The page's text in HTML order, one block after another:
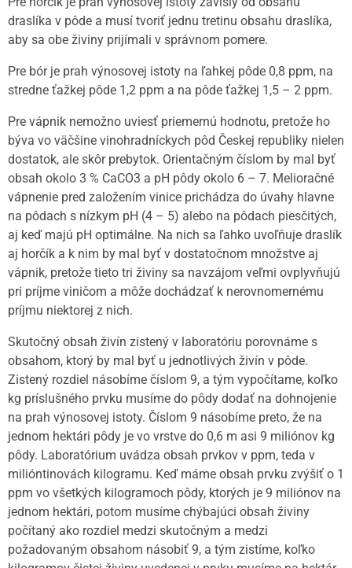
draslíka v pôde a musí tvoriť jednu tretinu obsahu draslíka,
aby sa obe živiny prijímali v správnom pomere.
Pre bór je prah výnosovej istoty na ľahkej pôde 0,8 ppm, na
stredne ťažkej pôde 1,2 ppm a na pôde ťažkej 1,5 – 2 ppm.
Pre vápnik nemožno uviesť priemernú hodnotu, pretože ho
býva vo väčšine vinohradníckych pôd Českej republiky nielen
dostatok, ale skôr prebytok. Orientačným číslom by mal byť
obsah okolo 3 % CaCO3 a pH pôdy okolo 6 – 7. Melioračné
vápnenie pred založením vinice prichádza do úvahy hlavne
na pôdach s nízkym pH (4 – 5) alebo na pôdach piesčitých,
aj keď majú pH optimálne. Na nich sa ľahko uvoľňuje draslík
aj horčík a k nim by mal byť v dostatočnom množstve aj
vápnik, pretože tieto tri živiny sa navzájom veľmi ovplyvňujú
pri príjme viničom a môže dochádzať k nerovnomernému
príjmu niektorej z nich.
Skutočný obsah živín zistený v laboratóriu porovnáme s
obsahom, ktorý by mal byť u jednotlivých živín v pôde.
Zistený rozdiel násobíme číslom 9, a tým vypočítame, koľko
kg príslušného prvku musíme do pôdy dodať na dohnojenie
na prah výnosovej istoty. Číslom 9 násobíme preto, že na
jednom hektári pôdy je vo vrstve do 0,6 m asi 9 miliónov kg
pôdy. Laboratórium uvádza obsah prvkov v ppm, teda v
milióntinovách kilogramu. Keď máme obsah prvku zvýšiť o 1
ppm vo všetkých kilogramoch pôdy, ktorých je 9 miliónov na
jednom hektári, potom musíme chýbajúci obsah živiny
počítaný ako rozdiel medzi skutočným a medzi
požadovaným obsahom násobiť 9, a tým zistíme, koľko